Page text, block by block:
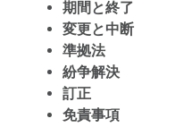
期間と終了
変更と中断
準拠法
紛争解決
訂正
免責事項